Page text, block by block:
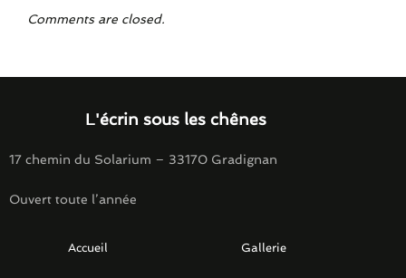
Comments are closed.
L'écrin sous les chênes
17 chemin du Solarium – 33170 Gradignan
Ouvert toute l’année
Accueil Gallerie